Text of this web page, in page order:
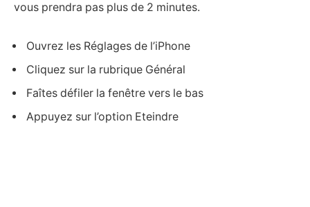
vous prendra pas plus de 2 minutes.
Ouvrez les Réglages de l’iPhone
Cliquez sur la rubrique Général
Faîtes défiler la fenêtre vers le bas
Appuyez sur l’option Eteindre